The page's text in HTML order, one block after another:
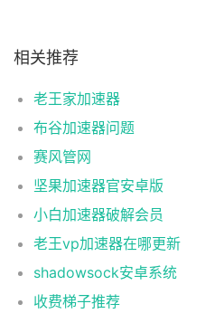
相关推荐
老王家加速器
布谷加速器问题
赛风管网
坚果加速器官安卓版
小白加速器破解会员
老王vp加速器在哪更新
shadowsock安卓系统
收费梯子推荐